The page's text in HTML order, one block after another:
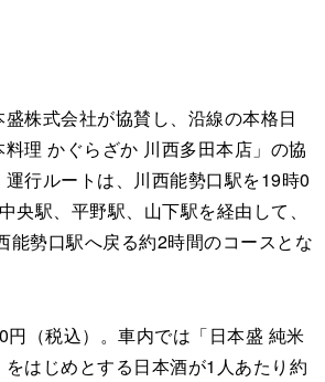
株式会社が協賛し、沿線の本格日
理 かぐらざか 川西多田本店」の協
行ルートは、川西能勢口駅を19時0
央駅、平野駅、山下駅を経由して、
能勢口駅へ戻る約2時間のコースとな
（税込）。車内では「日本盛 純米
はじめとする日本酒が1人あたり約